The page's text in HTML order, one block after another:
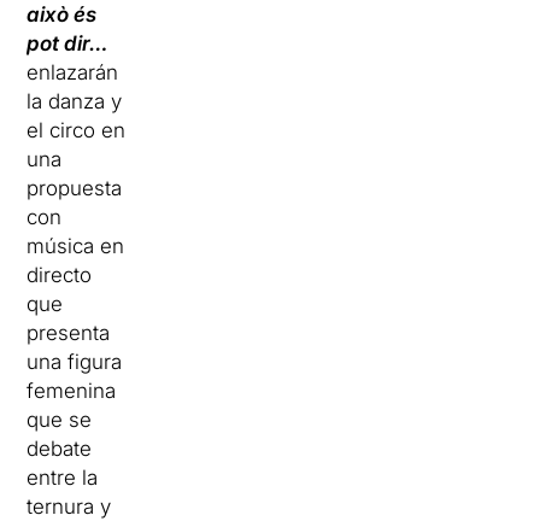
això és
pot dir…
enlazarán
la danza y
el circo en
una
propuesta
con
música en
directo
que
presenta
una figura
femenina
que se
debate
entre la
ternura y